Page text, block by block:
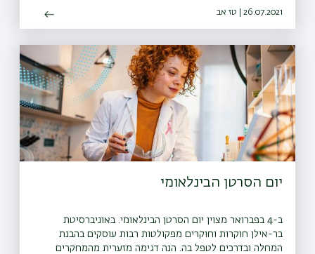
26.07.2021 | טז אב
יום הסרטן הבינלאומי
ב-4 בפברואר מצוין יום הסרטן הבינלאומי. באוניברסיטת
בר-אילן חוקרות וחוקרים מפקולטות רבות עוסקים בהבנת
המחלה ובדרכים לטפל בה. הנה דגימה מזערית מהמחקרים